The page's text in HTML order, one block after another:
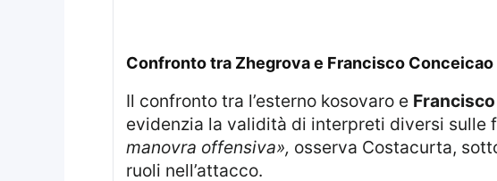
Confronto tra Zhegrova e Francisco Conceicao
Il confronto tra l’esterno kosovaro e
evidenzia la validità di interpreti diversi sulle
manovra offensiva», osserva Costacurta,
ruoli nell’attacco.